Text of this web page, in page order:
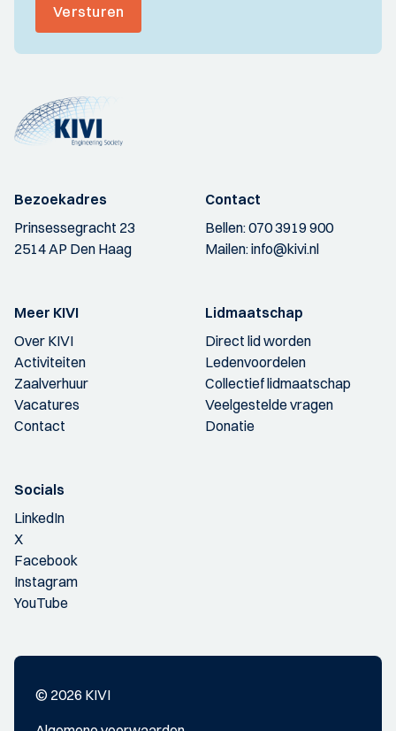
Versturen
Bezoekadres
Prinsessegracht 23
2514 AP Den Haag
Contact
Bellen:070 3919 900
Mailen:info@kivi.nl
Meer KIVI
Over KIVI
Activiteiten
Zaalverhuur
Vacatures
Contact
Lidmaatschap
Direct lid worden
Ledenvoordelen
Collectief lidmaatschap
Veelgestelde vragen
Donatie
Socials
LinkedIn
X
Facebook
Instagram
YouTube
© 2026 KIVI